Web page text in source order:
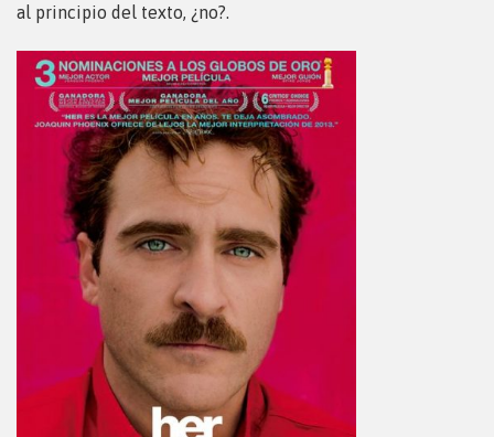
al principio del texto, ¿no?.